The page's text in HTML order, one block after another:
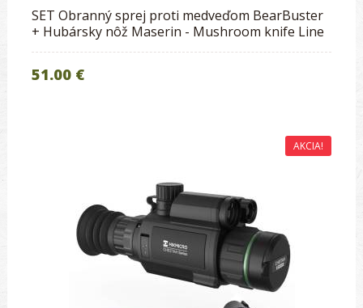
SET Obranný sprej proti medveďom BearBuster
+ Hubársky nôž Maserin - Mushroom knife Line
51.00 €
AKCIA!